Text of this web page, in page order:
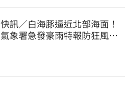
快訊／白海豚逼近北部海面！
氣象署急發豪雨特報防狂風巨